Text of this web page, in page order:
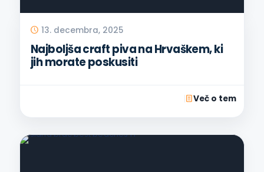
13. decembra, 2025
Najboljša craft piva na Hrvaškem, ki
jih morate poskusiti
Več o tem